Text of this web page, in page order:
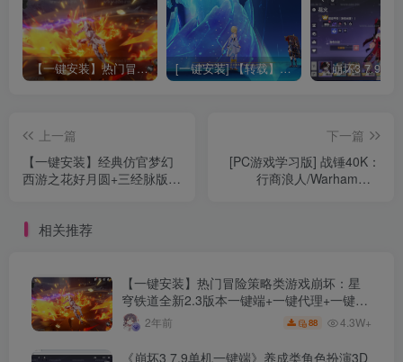
【一键安装】热门冒险策略类游戏崩坏：星穹铁道全新2.3版本一键端+一键代理+一键启动+免虚拟机 [一键安装] 【转载】原神3.4真端服务端+源码+配套客户端+详尽说明+GM工具+源码说明文件
上一篇
【一键安装】经典仿官梦幻
西游之花好月圆+三经脉版本
他修改资料
下一篇
[PC游戏学习版] 战锤40K：
行商浪人/Warhammer
相关推荐
【一键安装】热门冒险策略类游戏崩坏：星
穹铁道全新2.3版本一键端+一键代理+一键启
动+免虚拟机
2年前 88 4.3W+
《崩坏3 7.9单机一键端》养成类角色扮演3D